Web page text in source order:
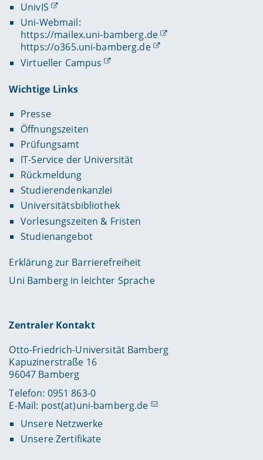
UnivIS
Uni-Webmail:
https://mailex.uni-bamberg.de
https://o365.uni-bamberg.de
Virtueller Campus
Wichtige Links
Presse
Öffnungszeiten
Prüfungsamt
IT-Service der Universität
Rückmeldung
Studierendenkanzlei
Universitätsbibliothek
Vorlesungszeiten & Fristen
Studienangebot
Erklärung zur Barrierefreiheit
Uni Bamberg in leichter Sprache
Zentraler Kontakt
Otto-Friedrich-Universität Bamberg
Kapuzinerstraße 16
96047 Bamberg
Telefon: 0951 863-0
E-Mail: post(at)uni-bamberg.de
Unsere Netzwerke
Unsere Zertifikate